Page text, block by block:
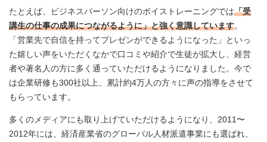
たとえば、ビジネスパーソン向けのボイストレーニングでは「受
講生の仕事の成果につながるように」と強く意識しています。
「営業先で自信を持ってプレゼンができるようになった」といっ
た嬉しい声をいただくなかで口コミや紹介で生徒が拡大し、経営
者や著名人の方に多く通っていただけるようになりました。今で
は企業研修も300社以上、累計約4万人の方々に声の指導をさせて
もらっています。
多くのメディアにも取り上げていただけるようになり、2011〜
2012年には、経済産業省のグローバル人材派遣事業にも選ばれ、